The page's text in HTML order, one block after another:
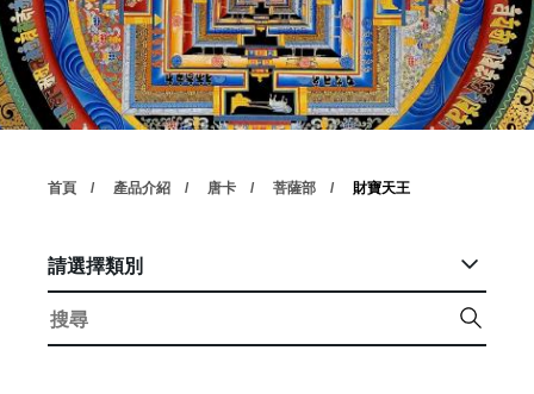
首頁 產品介紹 唐卡 菩薩部 財寶天王
請選擇類別